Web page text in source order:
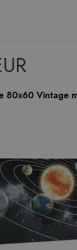
80x60 Vintage